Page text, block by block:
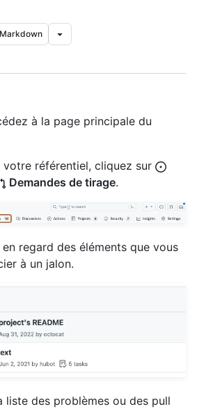
à la page principale du
votre référentiel, cliquez sur
Demandes de tirage.
regard des éléments que vous
à un jalon.
liste des problèmes ou des pull